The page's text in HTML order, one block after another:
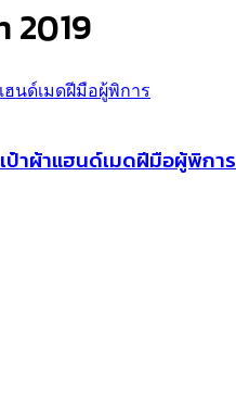
2019
ป๋าผ้าแฮนด์เมดฝีมือผู้พิการ